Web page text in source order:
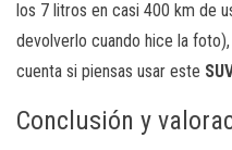
los 7 litros en casi 400 km de
devolverlo cuando hice la
cuenta si piensas usar este
Conclusión y